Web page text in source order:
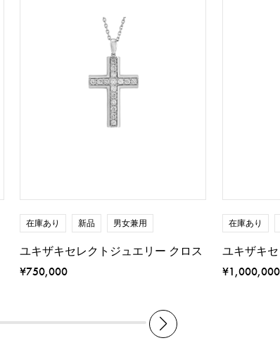
在庫あり 新品 男女兼用
ユキザキセレクトジュエリー クロス
¥750,000
在庫あり
ユキザキ
¥1,000,000